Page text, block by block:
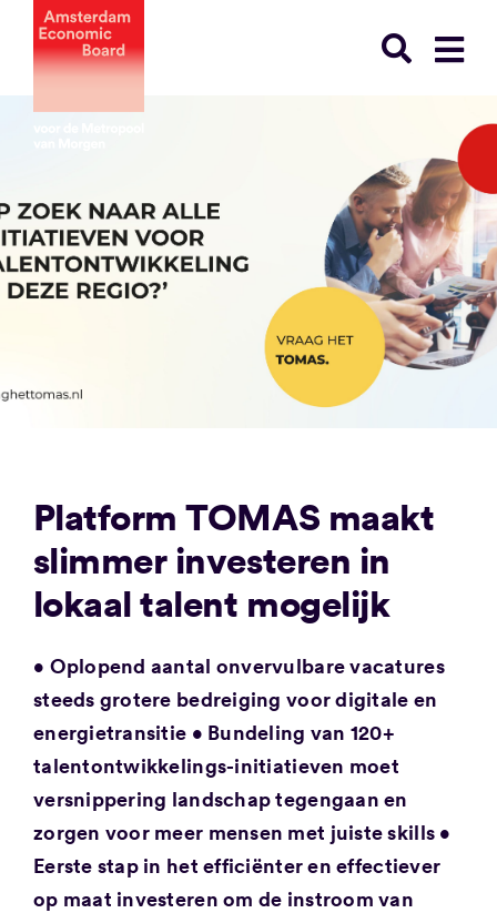
naar
inhoud
Platform TOMAS maakt
slimmer investeren in
lokaal talent mogelijk
• Oplopend aantal onvervulbare vacatures
steeds grotere bedreiging voor digitale en
energietransitie • Bundeling van 120+
talentontwikkelings-initiatieven moet
versnippering landschap tegengaan en
zorgen voor meer mensen met juiste skills •
Eerste stap in het efficiënter en effectiever
op maat investeren om de instroom van